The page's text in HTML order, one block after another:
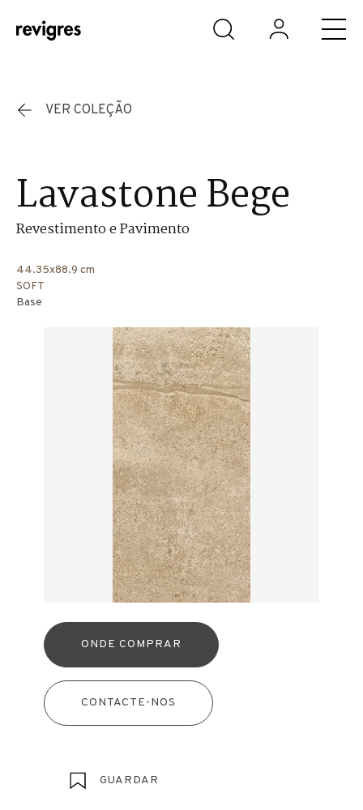
Saltar para o conteúdo principal
VER COLEÇÃO
Lavastone Bege
Revestimento e Pavimento
44.35x88.9 cm
SOFT
Base
ONDE COMPRAR
CONTACTE-NOS
GUARDAR